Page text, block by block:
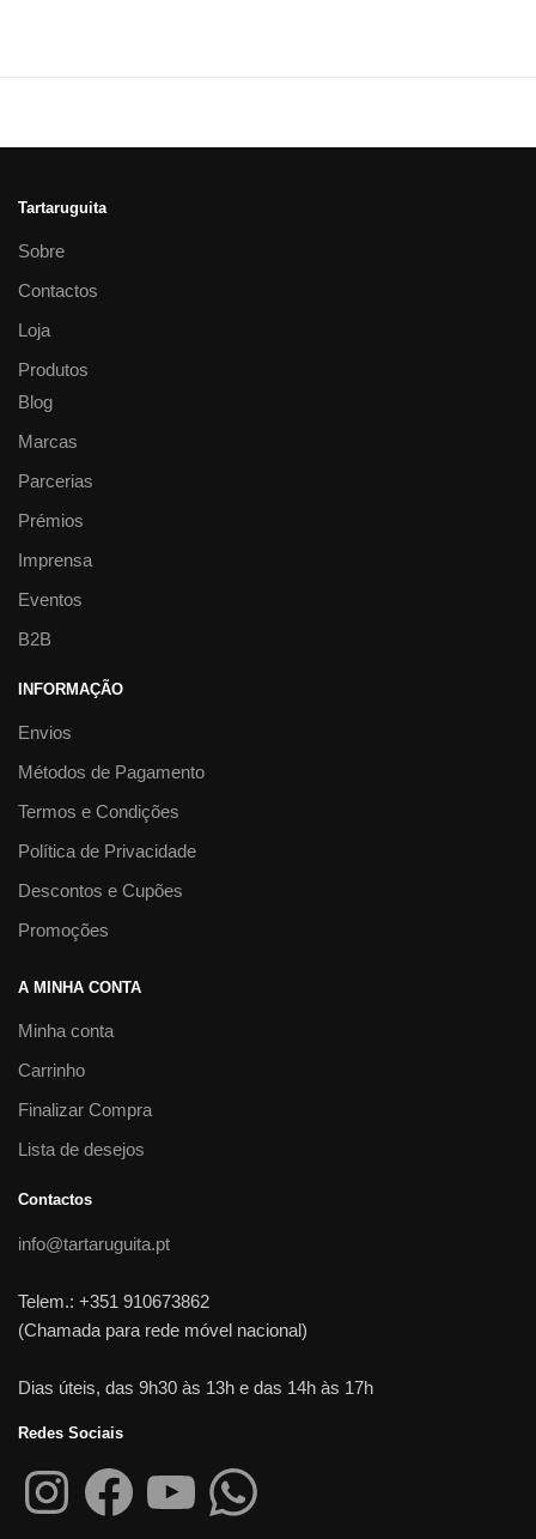
Tartaruguita
Sobre
Contactos
Loja
Produtos
Blog
Marcas
Parcerias
Prémios
Imprensa
Eventos
B2B
INFORMAÇÃO
Envios
Métodos de Pagamento
Termos e Condições
Política de Privacidade
Descontos e Cupões
Promoções
A MINHA CONTA
Minha conta
Carrinho
Finalizar Compra
Lista de desejos
Contactos
info@tartaruguita.pt
Telem.: +351 910673862
(Chamada para rede móvel nacional)
Dias úteis, das 9h30 às 13h e das 14h às 17h
Redes Sociais